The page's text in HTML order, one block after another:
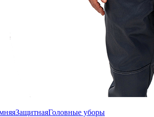
ЗащитнаяГоловные уборы